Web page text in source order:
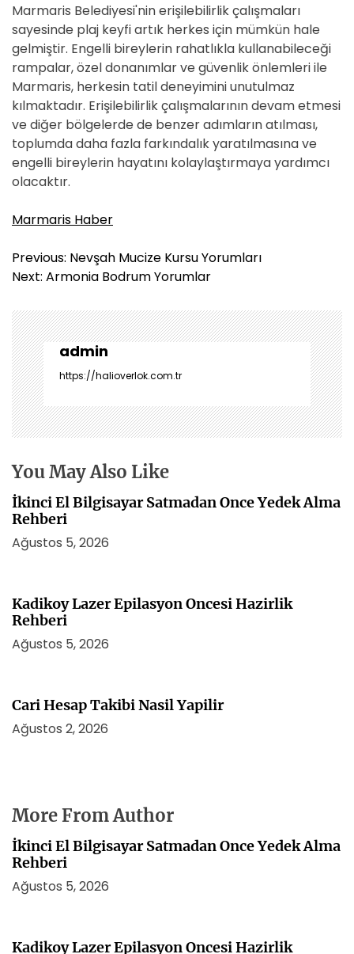
Marmaris Belediyesi'nin erişilebilirlik çalışmaları
sayesinde plaj keyfi artık herkes için mümkün hale
gelmiştir. Engelli bireylerin rahatlıkla kullanabileceği
rampalar, özel donanımlar ve güvenlik önlemleri ile
Marmaris, herkesin tatil deneyimini unutulmaz
kılmaktadır. Erişilebilirlik çalışmalarının devam etmesi
ve diğer bölgelerde de benzer adımların atılması,
toplumda daha fazla farkındalık yaratılmasına ve
engelli bireylerin hayatını kolaylaştırmaya yardımcı
olacaktır.
Marmaris Haber
Y
a
ı
g
e
z
i
n
m
s
i
Previous: Nevşah Mucize Kursu Yorumları
Next: Armonia Bodrum Yorumlar
admin
https://halioverlok.com.tr
You May Also Like
İkinci El Bilgisayar Satmadan Once Yedek Alma
Rehberi
Ağustos 5, 2026
Kadikoy Lazer Epilasyon Oncesi Hazirlik
Rehberi
Ağustos 5, 2026
Cari Hesap Takibi Nasil Yapilir
Ağustos 2, 2026
More From Author
İkinci El Bilgisayar Satmadan Once Yedek Alma
Rehberi
Ağustos 5, 2026
Kadikoy Lazer Epilasyon Oncesi Hazirlik